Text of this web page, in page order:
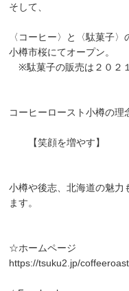
そして、
〈コーヒー〉と〈駄菓子
小樽市桜にてオープン。
※駄菓子の販売は２０２
コーヒーロースト小樽の理
【笑顔を増やす】
小樽や後志、北海道の魅力
ます。
☆ホームページ
https://tsuku2.jp/